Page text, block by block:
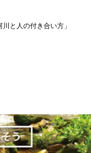
と人の付き合い方」